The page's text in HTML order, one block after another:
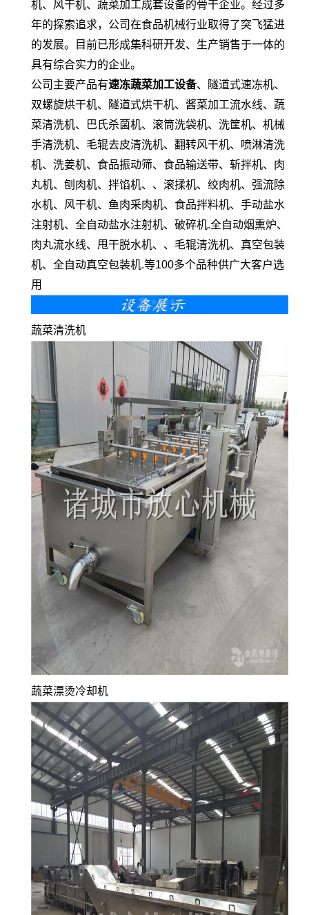
机、风干机、蔬菜加工成套设备的骨干企业。经过多
年的探索追求，公司在食品机械行业取得了突飞猛进
的发展。目前已形成集科研开发、生产销售于一体的
具有综合实力的企业。
公司主要产品有速冻蔬菜加工设备、隧道式速冻机、
双螺旋烘干机、隧道式烘干机、酱菜加工流水线、蔬
菜清洗机、巴氏杀菌机、滚筒洗袋机、洗筐机、机械
手清洗机、毛辊去皮清洗机、翻转风干机、喷淋清洗
机、洗姜机、食品振动筛、食品输送带、斩拌机、肉
丸机、刨肉机、拌馅机、、滚揉机、绞肉机、强流除
水机、风干机、鱼肉采肉机、食品拌料机、手动盐水
注射机、全自动盐水注射机、破碎机.全自动烟熏炉、
肉丸流水线、甩干脱水机、、毛辊清洗机、真空包装
机、全自动真空包装机.等100多个品种供广大客户选
用
蔬菜清洗机
蔬菜漂烫冷却机